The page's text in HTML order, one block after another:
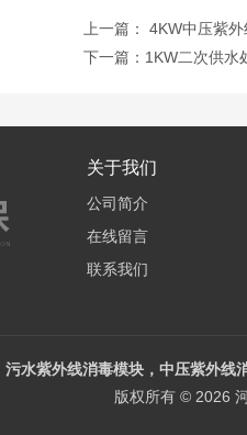
上一篇： 4KW中压紫
下一篇： 1KW二次供水
关于我们
公司简介
在线留言
联系我们
污水紫外线消毒模块，中压紫外线
版权所有 © 2026